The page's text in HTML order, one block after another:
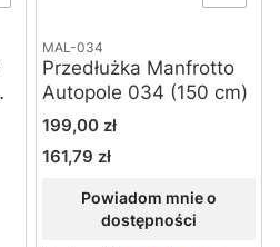
MAL-034
Przedłużka Manfrotto
Autopole 034 (150 cm)
Cena
199,00 zł
Cena
161,79 zł
Powiadom mnie o
dostępności